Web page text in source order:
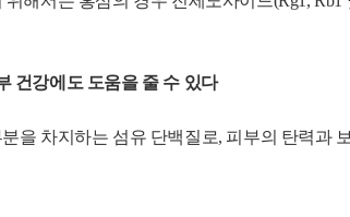
건강에도 도움을 줄 수 있다
을 차지하는 섬유 단백질로, 피부의 탄력과